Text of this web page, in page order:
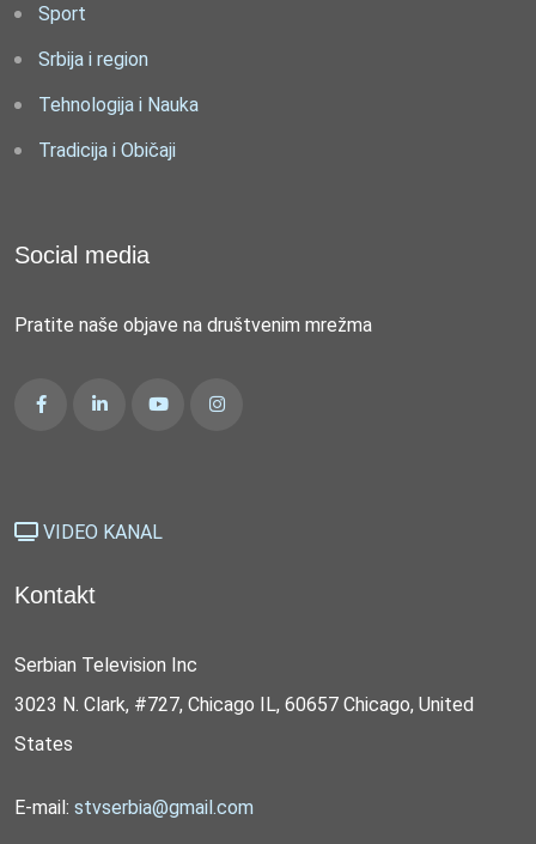
Sport
Srbija i region
Tehnologija i Nauka
Tradicija i Običaji
Social media
Pratite naše objave na društvenim mrežma
VIDEO KANAL
Kontakt
Serbian Television Inc
3023 N. Clark, #727, Chicago IL, 60657 Chicago, United
States
E-mail: stvserbia@gmail.com